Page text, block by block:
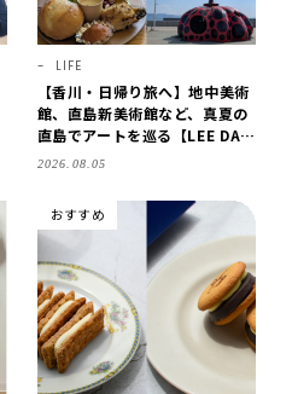
LIFE
【香川・日帰り旅へ】地中美術
館、直島新美術館など、真夏の
直島でアートを巡る【LEE DAY
S club ミワコ】
2026.08.05
おすすめ